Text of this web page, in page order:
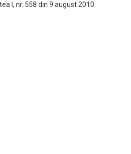
I, nr. 558 din 9 august 2010.